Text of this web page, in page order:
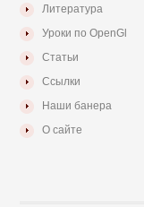
Литература
Уроки по OpenGl
Статьи
Ссылки
Наши банера
О сайте